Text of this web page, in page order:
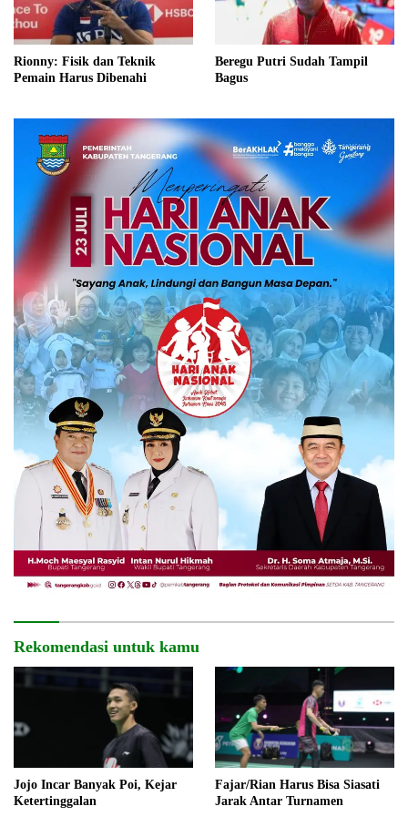
Rionny: Fisik dan Teknik
Pemain Harus Dibenahi
Beregu Putri Sudah Tampil
Bagus
Rekomendasi untuk kamu
Jojo Incar Banyak Poi, Kejar
Ketertinggalan
Fajar/Rian Harus Bisa Siasati
Jarak Antar Turnamen